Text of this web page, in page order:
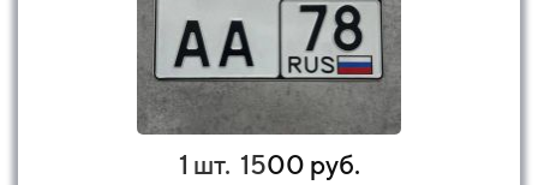
1 шт. 1500 руб.